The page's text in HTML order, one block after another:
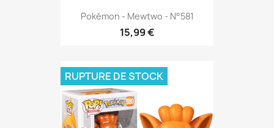
Pokémon - Mewtwo - N°581
15,99 €
RUPTURE DE STOCK